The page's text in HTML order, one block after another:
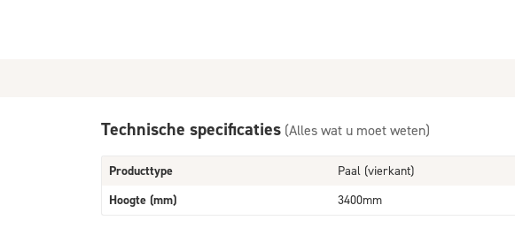
Technische specificaties (Alles wat u moet weten)
Producttype
Paal (vierkant)
Hoogte (mm)
3400mm